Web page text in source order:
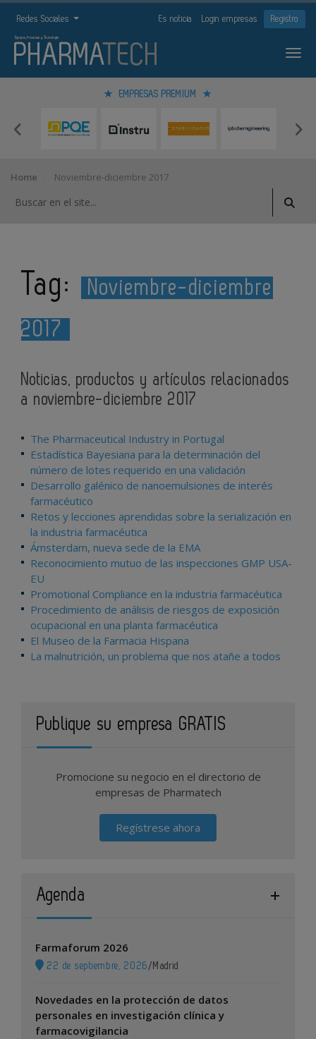
Redes Sociales Es noticia Login empresas Registro
EMPRESAS PREMIUM
Home Noviembre-diciembre 2017
Tag:
Noviembre-diciembre
2017
Noticias, productos y artículos relacionados
a noviembre-diciembre 2017
The Pharmaceutical Industry in Portugal
Estadística Bayesiana para la determinación del
número de lotes requerido en una validación
Desarrollo galénico de nanoemulsiones de interés
farmacéutico
Retos y lecciones aprendidas sobre la serialización en
la industria farmacéutica
Ámsterdam, nueva sede de la EMA
Reconocimiento mutuo de las inspecciones GMP USA-
EU
Promotional Compliance en la industria farmacéutica
Procedimiento de análisis de riesgos de exposición
ocupacional en una planta farmacéutica
El Museo de la Farmacia Hispana
La malnutrición, un problema que nos atañe a todos
Publique su empresa GRATIS
Promocione su negocio en el directorio de
empresas de Pharmatech
Regístrese ahora
Agenda
Farmaforum 2026
22 de septiembre, 2026 / Madrid
Novedades en la protección de datos
personales en investigación clínica y
farmacovigilancia